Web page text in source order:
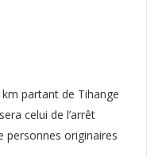
partant de Tihange
celui de l’arrêt
personnes originaires